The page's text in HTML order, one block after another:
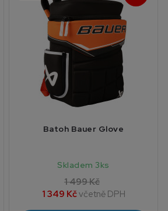
Batoh Bauer Glove
Skladem 3ks
1 499 Kč
1 349 Kčvčetně DPH